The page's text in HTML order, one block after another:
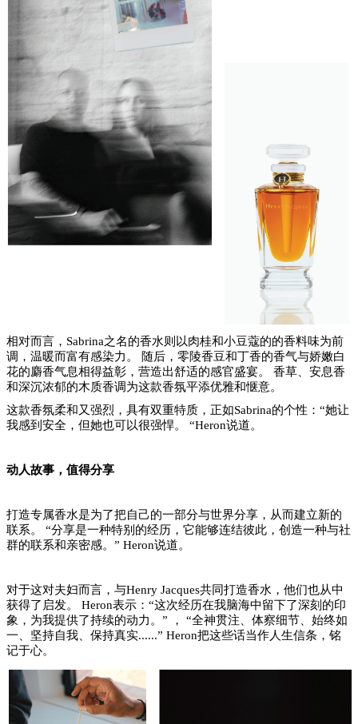
相对而言， Sabrina之名的香水则以肉桂和小豆蔻的的香料味为前
调，温暖而富有感染力。 随后，零陵香豆和丁香的香气与娇嫩白
花的麝香气息相得益彰，营造出舒适的感官盛宴。 香草、安息香
和深沉浓郁的木质香调为这款香氛平添优雅和惬意。
这款香氛柔和又强烈，具有双重特质，正如Sabrina的个性：“她让
我感到安全，但她也可以很强悍。 “Heron说道。
动人故事，值得分享
打造专属香水是为了把自己的一部分与世界分享，从而建立新的
联系。
“分享是一种特别的经历，它能够连结彼此，创造一种与社
群的联系和亲密感。” Heron说道。
对于这对夫妇而言，与Henry Jacques共同打造香水，他们也从中
获得了启发。 Heron表示：“这次经历在我脑海中留下了深刻的印
象，为我提供了持续的动力。” ， “全神贯注、体察细节、始终如
一、坚持自我、保持真实......” Heron把这些话当作人生信条，铭
记于心。